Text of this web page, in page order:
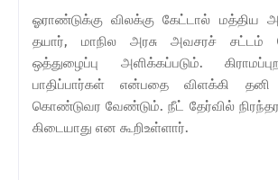
ஓராண்டுக்கு விலக்கு கேட்டால் மத்திய
தயார், மாநில அரசு அவசரச் சட்டம்
ஒத்துழைப்பு அளிக்கப்படும்.
பாதிப்பார்கள் என்பதை விளக்கி
கொண்டுவர வேண்டும். நீட் தேர்வில் நிரந்தர
கிடையாது என கூறிஉள்ளார்.